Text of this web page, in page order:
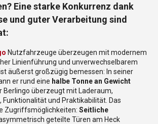
Eine starke Konkurrenz dank
und guter Verarbeitung sind
Nutzfahrzeuge überzeugen mit modernem
Linienführung und unverwechselbarem
äußerst großzügig bemessen: In seiner
er rund eine halbe Tonne an Gewicht
Berlingo überzeugt mit Laderaum,
und Praktikabilität. Das
Zugriffsmöglichkeiten: Seitliche
geteilte Türen am Heck